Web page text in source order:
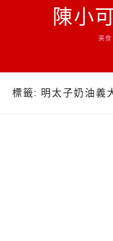
陳小
美
標籤: 明太子奶油義